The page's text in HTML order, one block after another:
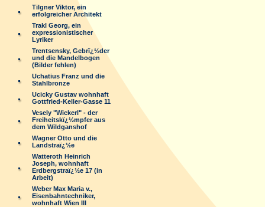
Tilgner Viktor, ein
erfolgreicher Architekt
Trakl Georg, ein
expressionistischer
Lyriker
Trentsensky, Gebrï¿½der
und die Mandelbogen
(Bilder fehlen)
Uchatius Franz und die
Stahlbronze
Ucicky Gustav wohnhaft
Gottfried-Keller-Gasse 11
Vesely "Wickerl" - der
Freiheitskï¿½mpfer aus
dem Wildganshof
Wagner Otto und die
Landstraï¿½e
Watteroth Heinrich
Joseph, wohnhaft
Erdbergstraï¿½e 17 (in
Arbeit)
Weber Max Maria v.,
Eisenbahntechniker,
wohnhaft Wien III